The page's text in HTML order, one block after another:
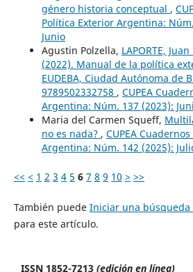
género historia conceptual ,
Política Exterior Argentina:
Junio
Agustin Polzella, LAPORTE,
(2022). Manual de la política
EUDEBA, Ciudad Autónoma de
9789502332758 , CUPEA
Argentina: Núm. 137 (2023):
Maria del Carmen Squeff,
no es nada? , CUPEA
Argentina: Núm. 142 (2025):
<< < 1 2 3 4 5 6 7 8 9 10 > >>
También puede Iniciar una
para este artículo.
ISSN 1852-7213 (edición en línea)